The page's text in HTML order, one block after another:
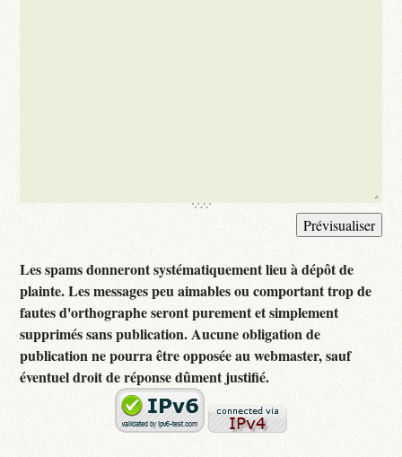
Les spams donneront systématiquement lieu à dépôt de
plainte. Les messages peu aimables ou comportant trop de
fautes d'orthographe seront purement et simplement
supprimés sans publication. Aucune obligation de
publication ne pourra être opposée au webmaster, sauf
éventuel droit de réponse dûment justifié.